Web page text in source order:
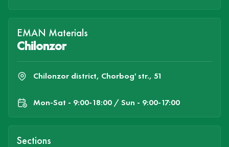
EMAN Materials
Chilonzor
Chilonzor district, Chorbog' str., 51
Mon-Sat - 9:00-18:00 / Sun - 9:00-17:00
Sections